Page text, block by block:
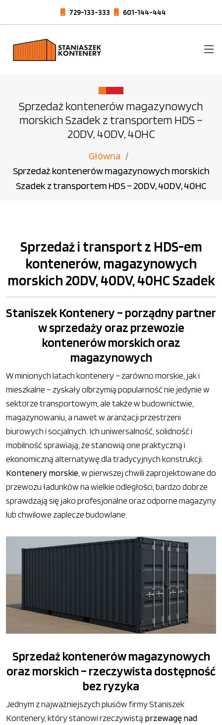
729-133-333 601-144-444
Sprzedaż kontenerów magazynowych
morskich Szadek z transportem HDS –
20DV, 40DV, 40HC
Główna
Sprzedaż kontenerów magazynowych morskich
Szadek z transportem HDS – 20DV, 40DV, 40HC
Sprzedaż i transport z HDS-em
kontenerów, magazynowych
morskich 20DV, 40DV, 40HC Szadek
Staniszek Kontenery – porządny partner
w sprzedaży oraz przewozie
kontenerów morskich oraz
magazynowych
W minionych latach kontenery – zarówno morskie, jak i
mieszkalne – zyskały olbrzymią popularność nie jedynie w
sektorze transportowym, ale także w budownictwie,
magazynowaniu, a nawet w aranżacji przestrzeni
biurowych i socjalnych. Ich uniwersalność, solidność i
mobilność sprawiają, że stanowią one praktyczną i
ekonomiczną alternatywę dla tradycyjnych konstrukcji.
Kontenery morskie , w pierwszej chwili zaprojektowane do
przewozu ładunków na wielkie odległości, bardzo dobrze
sprawdzają się jako profesjonalne oraz odporne magazyny
lub chwilowe zaplecze budowlane.
Sprzedaż kontenerów magazynowych
oraz morskich – rzeczywista dostępność
bez ryzyka
Jednym z najważniejszych plusów firmy Staniszek
Kontenery, który stanowi rzeczywistą przewagę nad